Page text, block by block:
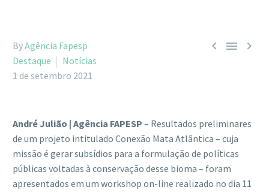
  
ByAgência Fapesp
Destaque
Notícias
1 de setembro 2021
André Julião | Agência FAPESP – Resultados preliminares
de um projeto intitulado Conexão Mata Atlântica – cuja
missão é gerar subsídios para a formulação de políticas
públicas voltadas à conservação desse bioma – foram
apresentados em um workshop on-line realizado no dia 11